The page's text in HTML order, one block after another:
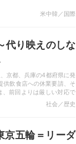
米中韓／国際
代り映えのしな
京都、兵庫の4都府県に発
供飲食店への休業要請、そ
前回よりは厳しい対応で
と言える。これまでと同様
か？コロナが発生して1年
社会／歴史
京五輪＝リーダ